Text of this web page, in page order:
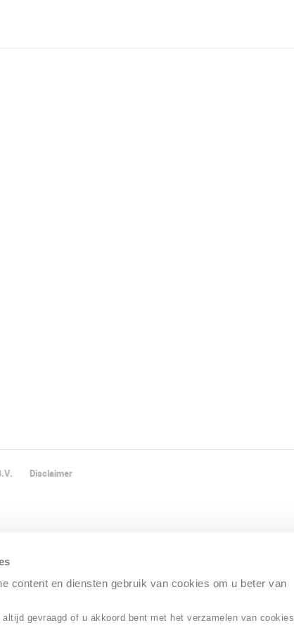
content en diensten gebruik van cookies om u beter van
gevraagd of u akkoord bent met het verzamelen van cookies
Disclaimer